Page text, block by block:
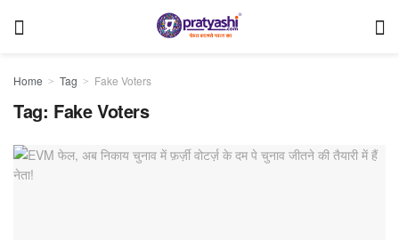
Home Tag Fake Voters
Tag: Fake Voters